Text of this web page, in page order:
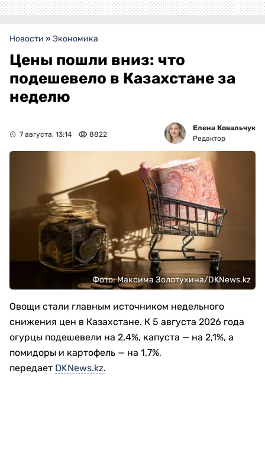
Новости » Экономика
Цены пошли вниз: что
подешевело в Казахстане за
неделю
7 августа, 13:14 8822
Елена Ковальчук
Редактор
Фото: Максима Золотухина/DKNews.kz
Овощи стали главным источником недельного
снижения цен в Казахстане. К 5 августа 2026 года
огурцы подешевели на 2,4%, капуста — на 2,1%, а
помидоры и картофель — на 1,7%,
передает DKNews.kz.